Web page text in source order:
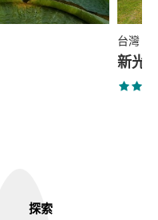
台灣 ·
新光
探索